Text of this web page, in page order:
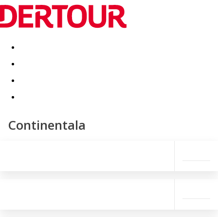
Destinatii Vacanta perfecta OFERTE DE NERATAT
Continentala